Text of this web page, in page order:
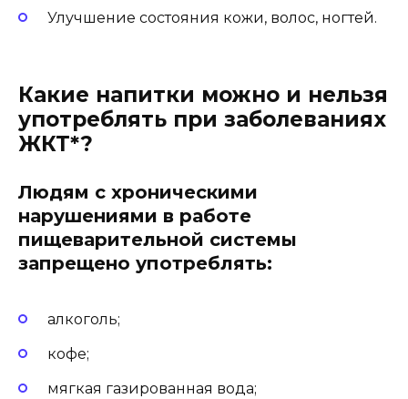
Улучшение состояния кожи, волос, ногтей.
Какие напитки можно и нельзя
употреблять при заболеваниях
ЖКТ*?
Людям с хроническими
нарушениями в работе
пищеварительной системы
запрещено употреблять:
алкоголь;
кофе;
мягкая газированная вода;